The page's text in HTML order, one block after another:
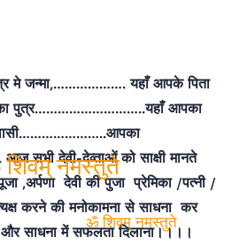
मे जन्मा,………………. यहाँ आपके पिता
पुत्र………………………..यहाँ आपका
देवी-देव्ताओं को साक्षी मानते
,अर्पणा देवी की पुजा प्रेमिका /पत्नी /
करने की मनोकामना से साधना कर
साधना में सफलता दिलाना।।।।
नमस्तुते